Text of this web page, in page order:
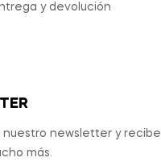
y devolución
nuestro newsletter y
más.